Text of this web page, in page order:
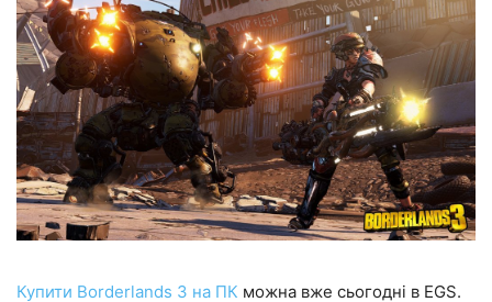
Купити Borderlands 3 на ПК можна вже сьогодні в EGS.